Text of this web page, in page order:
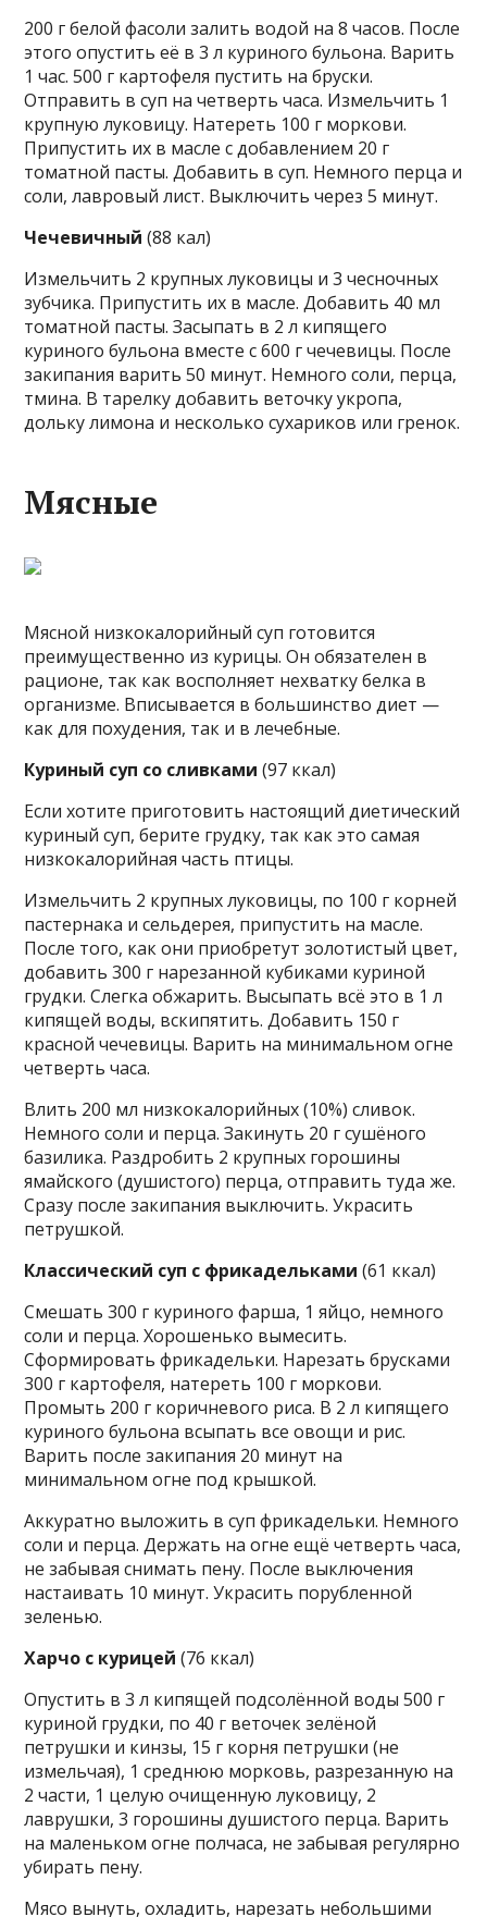
200 г белой фасоли залить водой на 8 часов. После
этого опустить её в 3 л куриного бульона. Варить
1 час. 500 г картофеля пустить на бруски.
Отправить в суп на четверть часа. Измельчить 1
крупную луковицу. Натереть 100 г моркови.
Припустить их в масле с добавлением 20 г
томатной пасты. Добавить в суп. Немного перца и
соли, лавровый лист. Выключить через 5 минут.
Чечевичный (88 кал)
Измельчить 2 крупных луковицы и 3 чесночных
зубчика. Припустить их в масле. Добавить 40 мл
томатной пасты. Засыпать в 2 л кипящего
куриного бульона вместе с 600 г чечевицы. После
закипания варить 50 минут. Немного соли, перца,
тмина. В тарелку добавить веточку укропа,
дольку лимона и несколько сухариков или гренок.
Мясные
Мясной низкокалорийный суп готовится
преимущественно из курицы. Он обязателен в
рационе, так как восполняет нехватку белка в
организме. Вписывается в большинство диет —
как для похудения, так и в лечебные.
Куриный суп со сливками (97 ккал)
Если хотите приготовить настоящий диетический
куриный суп, берите грудку, так как это самая
низкокалорийная часть птицы.
Измельчить 2 крупных луковицы, по 100 г корней
пастернака и сельдерея, припустить на масле.
После того, как они приобретут золотистый цвет,
добавить 300 г нарезанной кубиками куриной
грудки. Слегка обжарить. Высыпать всё это в 1 л
кипящей воды, вскипятить. Добавить 150 г
красной чечевицы. Варить на минимальном огне
четверть часа.
Влить 200 мл низкокалорийных (10%) сливок.
Немного соли и перца. Закинуть 20 г сушёного
базилика. Раздробить 2 крупных горошины
ямайского (душистого) перца, отправить туда же.
Сразу после закипания выключить. Украсить
петрушкой.
Классический суп с фрикадельками (61 ккал)
Смешать 300 г куриного фарша, 1 яйцо, немного
соли и перца. Хорошенько вымесить.
Сформировать фрикадельки. Нарезать брусками
300 г картофеля, натереть 100 г моркови.
Промыть 200 г коричневого риса. В 2 л кипящего
куриного бульона всыпать все овощи и рис.
Варить после закипания 20 минут на
минимальном огне под крышкой.
Аккуратно выложить в суп фрикадельки. Немного
соли и перца. Держать на огне ещё четверть часа,
не забывая снимать пену. После выключения
настаивать 10 минут. Украсить порубленной
зеленью.
Харчо с курицей (76 ккал)
Опустить в 3 л кипящей подсолённой воды 500 г
куриной грудки, по 40 г веточек зелёной
петрушки и кинзы, 15 г корня петрушки (не
измельчая), 1 среднюю морковь, разрезанную на
2 части, 1 целую очищенную луковицу, 2
лаврушки, 3 горошины душистого перца. Варить
на маленьком огне полчаса, не забывая регулярно
убирать пену.
Мясо вынуть, охладить, нарезать небольшими